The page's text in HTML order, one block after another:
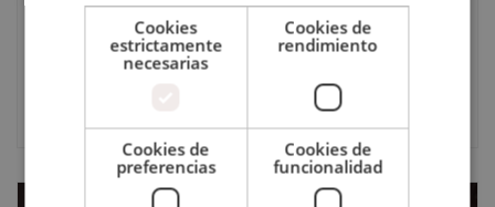
Soldadura TIG: la guía completa
Cookies
estrictamente
necesarias
Cookies de
rendimiento
Cookies de
preferencias
Cookies de
funcionalidad